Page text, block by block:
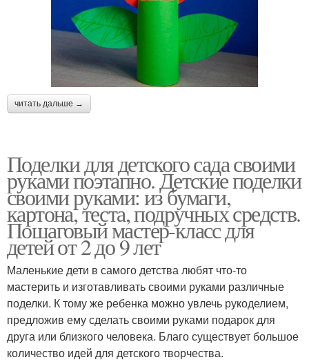
читать дальше →
Поделки для детского сада своими
руками поэтапно. Детские поделки
своими руками: из бумаги,
картона, теста, подручных средств.
Пошаговый мастер-класс для
детей от 2 до 9 лет
Маленькие дети в самого детства любят что-то
мастерить и изготавливать своими руками различные
поделки. К тому же ребенка можно увлечь рукоделием,
предложив ему сделать своими руками подарок для
друга или близкого человека. Благо существует большое
количество идей для детского творчества.